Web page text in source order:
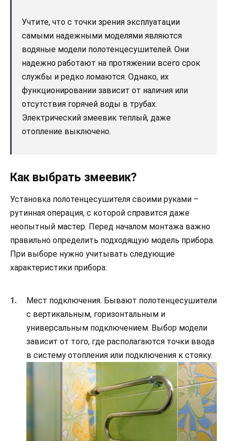
Учтите, что с точки зрения эксплуатации
самыми надежными моделями являются
водяные модели полотенцесушителей. Они
надежно работают на протяжении всего срок
службы и редко ломаются. Однако, их
функционировании зависит от наличия или
отсутствия горячей воды в трубах.
Электрический змеевик теплый, даже
отопление выключено.
Как выбрать змеевик?
Установка полотенцесушителя своими руками –
рутинная операция, с которой справится даже
неопытный мастер. Перед началом монтажа важно
правильно определить подходящую модель прибора.
При выборе нужно учитывать следующие
характеристики прибора:
Мест подключения. Бывают полотенцесушители
с вертикальным, горизонтальным и
универсальным подключением. Выбор модели
зависит от того, где располагаются точки ввода
в систему отопления или подключения к стояку.